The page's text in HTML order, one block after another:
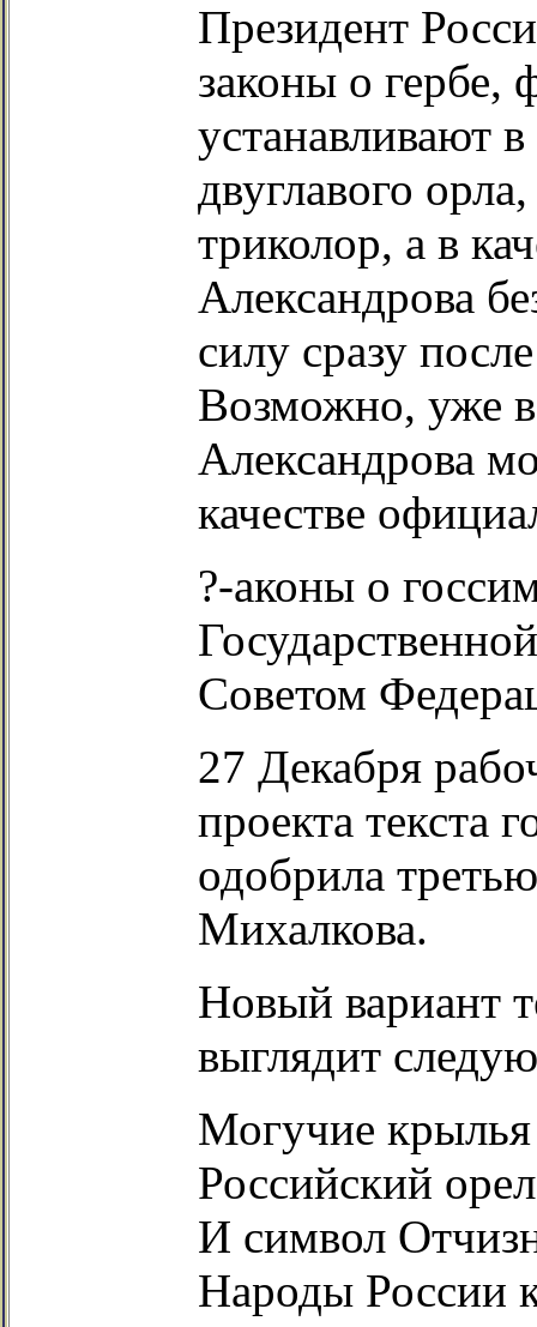
Президент
законы о гербе,
устанавливают
двуглавого
триколор, а в
Александрова
силу сразу
Возможно, уже
Александрова
качестве
?-аконы о
Советом
27 Декабря
проекта текста
одобрила
Михалкова.
Новый вариант
выглядит
Могучие
Российский
И символ
Народы России